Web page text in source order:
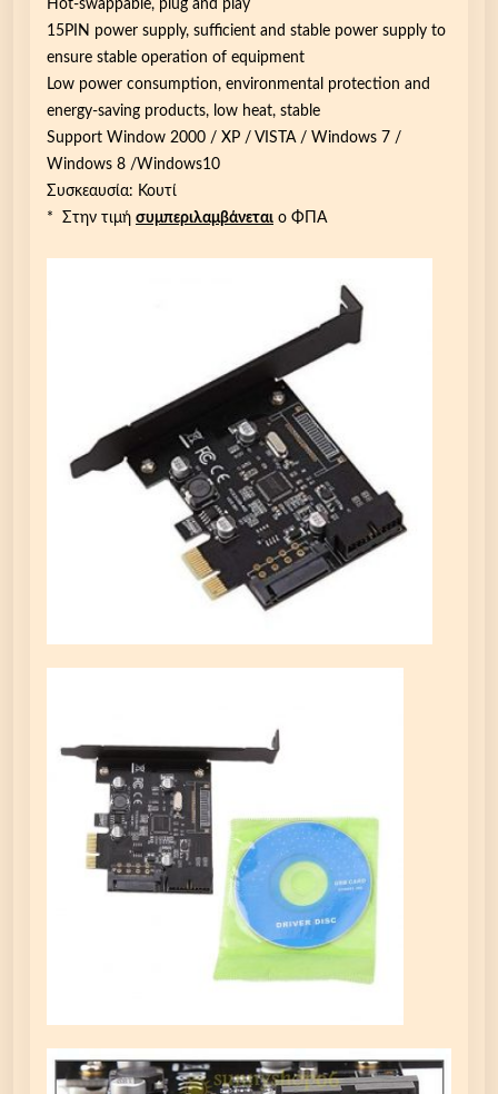
Hot-swappable, plug and play
15PIN power supply, sufficient and stable power supply to
ensure stable operation of equipment
Low power consumption, environmental protection and
energy-saving products, low heat, stable
Support Window 2000 / XP / VISTA / Windows 7 /
Windows 8 /Windows10
Συσκεαυσία: Κουτί
* Στην τιμή συμπεριλαμβάνεται ο ΦΠΑ